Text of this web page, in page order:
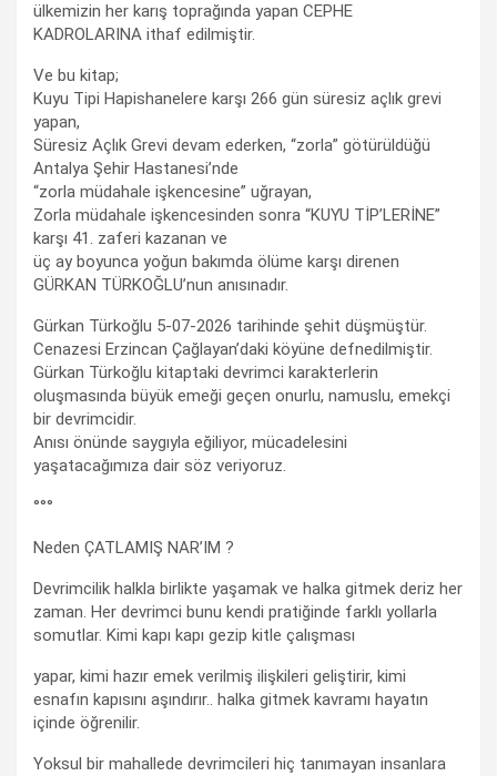
ülkemizin her karış toprağında yapan CEPHE
KADROLARINA ithaf edilmiştir.
Ve bu kitap;
Kuyu Tipi Hapishanelere karşı 266 gün süresiz açlık grevi
yapan,
Süresiz Açlık Grevi devam ederken, “zorla” götürüldüğü
Antalya Şehir Hastanesi’nde
“zorla müdahale işkencesine” uğrayan,
Zorla müdahale işkencesinden sonra “KUYU TİP’LERİNE”
karşı 41. zaferi kazanan ve
üç ay boyunca yoğun bakımda ölüme karşı direnen
GÜRKAN TÜRKOĞLU’nun anısınadır.
Gürkan Türkoğlu 5-07-2026 tarihinde şehit düşmüştür.
Cenazesi Erzincan Çağlayan’daki köyüne defnedilmiştir.
Gürkan Türkoğlu kitaptaki devrimci karakterlerin
oluşmasında büyük emeği geçen onurlu, namuslu, emekçi
bir devrimcidir.
Anısı önünde saygıyla eğiliyor, mücadelesini
yaşatacağımıza dair söz veriyoruz.
°°°
Neden ÇATLAMIŞ NAR’IM ?
Devrimcilik halkla birlikte yaşamak ve halka gitmek deriz her
zaman. Her devrimci bunu kendi pratiğinde farklı yollarla
somutlar. Kimi kapı kapı gezip kitle çalışması
yapar, kimi hazır emek verilmiş ilişkileri geliştirir, kimi
esnafın kapısını aşındırır.. halka gitmek kavramı hayatın
içinde öğrenilir.
Yoksul bir mahallede devrimcileri hiç tanımayan insanlara